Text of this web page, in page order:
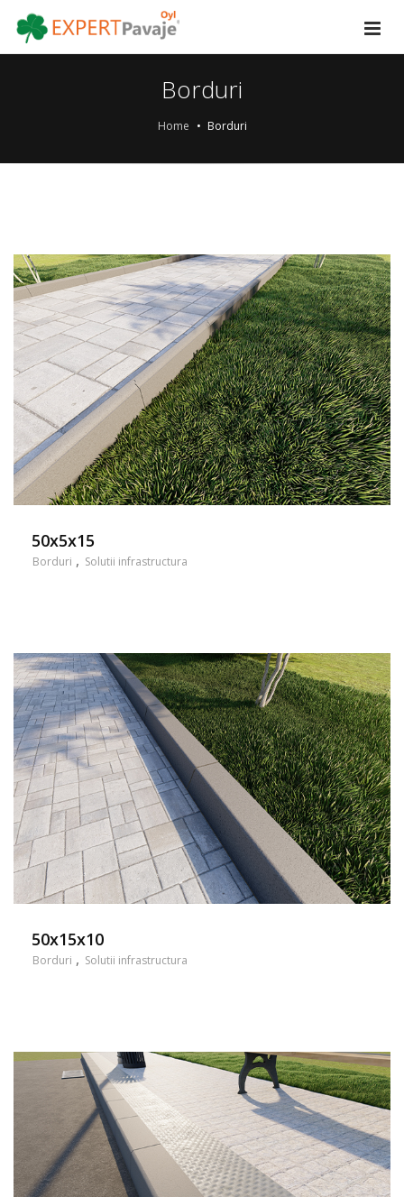
Borduri
Home Borduri
50x5x15
Borduri Solutii infrastructura
50x15x10
Borduri Solutii infrastructura